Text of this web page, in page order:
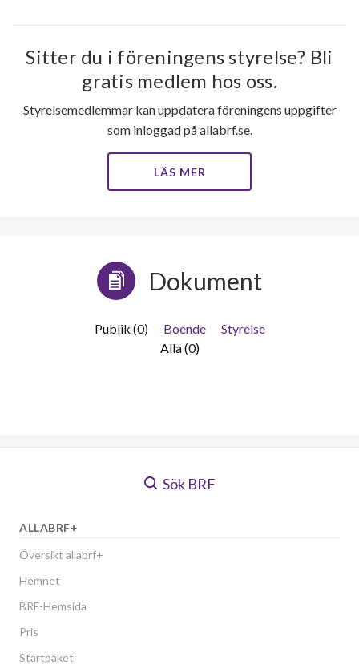
Sitter du i föreningens styrelse? Bli
gratis medlem hos oss.
Styrelsemedlemmar kan uppdatera föreningens uppgifter
som inloggad på allabrf.se.
LÄS MER
Dokument
Publik (0) Boende
Styrelse
Alla (0)
Sök BRF
ALLABRF+
Översikt allabrf+
Hemnet
BRF-Hemsida
Pris
Startpaket